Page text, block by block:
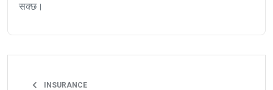
सक्छ।
INSURANCE